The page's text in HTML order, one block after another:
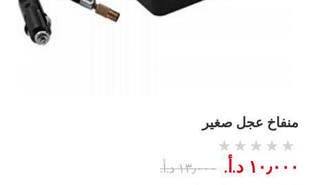
منفاخ عجل صغير
١٠٫٠٠٠ د.أ.‏ ١٣٫٠٠٠ د.أ.‏